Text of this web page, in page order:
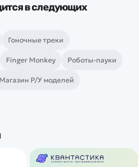
в следующих
Гоночные треки
Finger Monkey Роботы-пауки
Магазин Р/У моделей